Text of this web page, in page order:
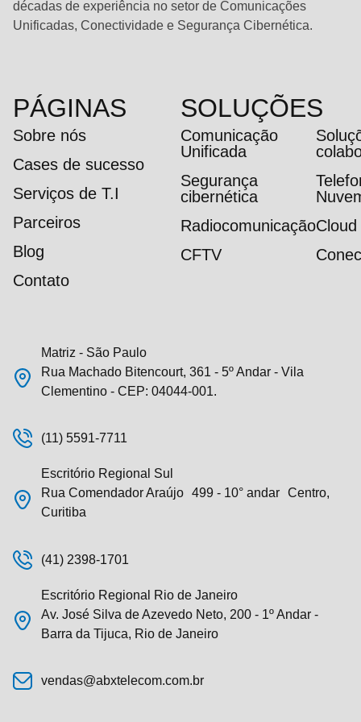
décadas de experiência no setor de Comunicações
Unificadas, Conectividade e Segurança Cibernética.
PÁGINAS
Sobre nós
Cases de sucesso
Serviços de T.I
Parceiros
Blog
Contato
SOLUÇÕES
Comunicação
Unificada
Segurança
cibernética
RadiocomunicaçãoCloud
CFTV
Matriz - São Paulo
Rua Machado Bitencourt, 361 - 5º Andar - Vila
Clementino - CEP: 04044-001.
(11) 5591-7711
Escritório Regional Sul
Rua Comendador Araújo 499 - 10° andar Centro,
Curitiba
(41) 2398-1701
Escritório Regional Rio de Janeiro
Av. José Silva de Azevedo Neto, 200 - 1º Andar -
Barra da Tijuca, Rio de Janeiro
vendas@abxtelecom.com.br